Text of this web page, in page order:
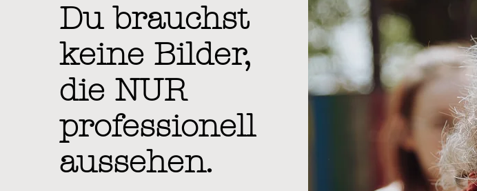
Du brauchst
keine Bilder,
die NUR
professionell
aussehen.